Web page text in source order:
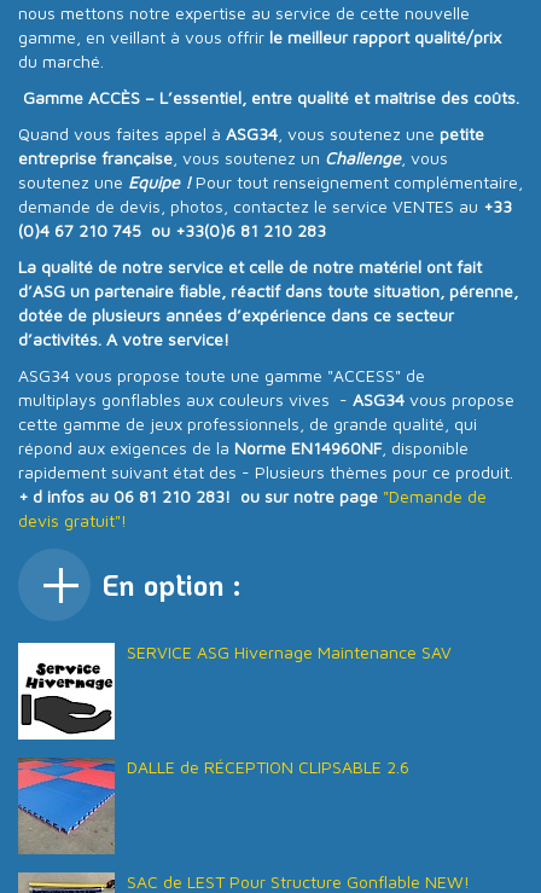
nous mettons notre expertise au service de cette nouvelle
gamme, en veillant à vous offrir le meilleur rapport qualité/prix
du marché.
Gamme ACCÈS – L’essentiel, entre qualité et maîtrise des coûts.
Quand vous faites appel à ASG34 , vous soutenez une petite
entreprise française , vous soutenez un Challenge, vous
soutenez une Equipe !Pour tout renseignement complémentaire,
demande de devis, photos, contactez le service VENTES au +33
(0)4 67 210 745 ou +33(0)6 81 210 283
La qualité de notre service et celle de notre matériel ont fait
d’ASG un partenaire fiable, réactif dans toute situation, pérenne,
dotée de plusieurs années d’expérience dans ce secteur
d’activités. A votre service!
ASG34 vous propose toute une gamme "ACCESS" de
multiplays gonflables aux couleurs vives - ASG34 vous propose
cette gamme de jeux professionnels, de grande qualité, qui
répond aux exigences de la Norme EN14960NF, disponible
rapidement suivant état des - Plusieurs thèmes pour ce produit.
+ d infos au 06 81 210 283! ou sur notre page "Demande de
devis gratuit"!
En option :
SERVICE ASG Hivernage Maintenance SAV
DALLE de RÉCEPTION CLIPSABLE 2.6
SAC de LEST Pour Structure Gonflable NEW!